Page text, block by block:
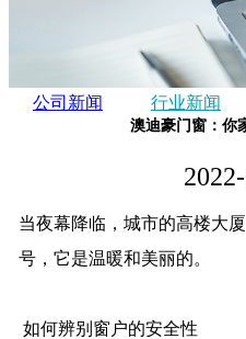
公司新闻 行业新闻
澳迪豪门窗：你
当夜幕降临，城市的高楼大
号，它是温暖和美丽的。
如何辨别窗户的安全性